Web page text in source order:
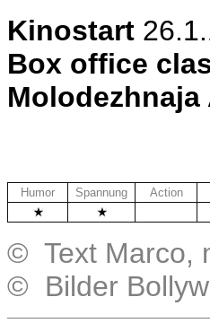
Kinostart
Box office
Humor Spannung Action
© Text Marco,
© Bilder